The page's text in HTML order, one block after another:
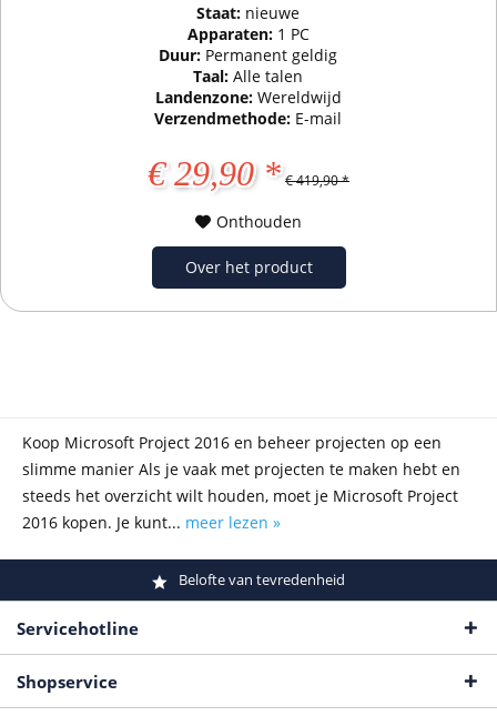
Staat: nieuwe
Apparaten: 1 PC
Duur: Permanent geldig
Taal:Alle talen
Landenzone: Wereldwijd
Verzendmethode: E-mail
€ 29,90 * € 419,90 *
Onthouden
Over het product
Koop Microsoft Project 2016 en beheer projecten op een
slimme manier Als je vaak met projecten te maken hebt en
steeds het overzicht wilt houden, moet je Microsoft Project
2016 kopen. Je kunt... meer lezen »
Belofte van tevredenheid
Servicehotline
Shopservice